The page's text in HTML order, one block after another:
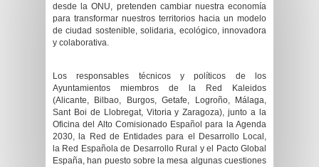
desde la ONU, pretenden cambiar nuestra economía
para transformar nuestros territorios hacia un modelo
de ciudad sostenible, solidaria, ecológico, innovadora
y colaborativa.
Los responsables técnicos y políticos de los
Ayuntamientos miembros de la Red Kaleidos
(Alicante, Bilbao, Burgos, Getafe, Logroño, Málaga,
Sant Boi de Llobregat, Vitoria y Zaragoza), junto a la
Oficina del Alto Comisionado Español para la Agenda
2030, la Red de Entidades para el Desarrollo Local,
la Red Española de Desarrollo Rural y el Pacto Global
España, han puesto sobre la mesa algunas cuestiones